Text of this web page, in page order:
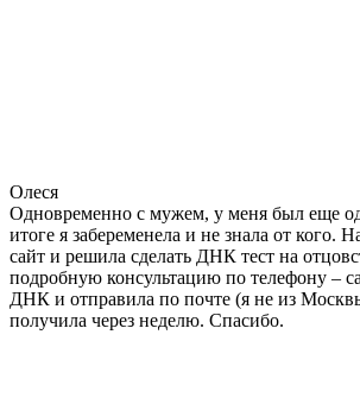
Олеся
Одновременно с мужем, у меня был еще
итоге я забеременела и не знала от кого.
сайт и решила сделать ДНК тест на
подробную консультацию по телефону –
ДНК и отправила по почте (я не из
получила через неделю. Спасибо.